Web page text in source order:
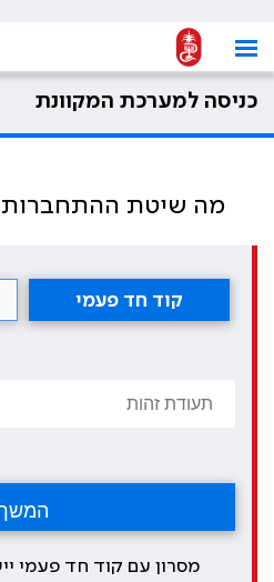
כניסה למערכת המקוונת
מה שיטת ההתחברות
קוד חד פעמי
מסרון עם קוד חד פעמי